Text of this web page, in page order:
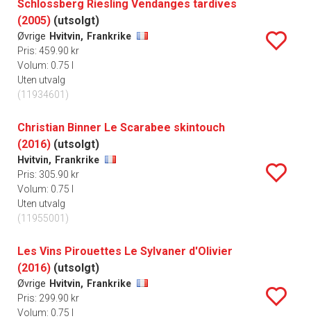
Schlossberg Riesling Vendanges tardives
(2005) (utsolgt)
Øvrige Hvitvin, Frankrike
Pris: 459.90 kr
Volum: 0.75 l
Uten utvalg
(11934601)
Christian Binner Le Scarabee skintouch
(2016) (utsolgt)
Hvitvin, Frankrike
Pris: 305.90 kr
Volum: 0.75 l
Uten utvalg
(11955001)
Les Vins Pirouettes Le Sylvaner d'Olivier
(2016) (utsolgt)
Øvrige Hvitvin, Frankrike
Pris: 299.90 kr
Volum: 0.75 l